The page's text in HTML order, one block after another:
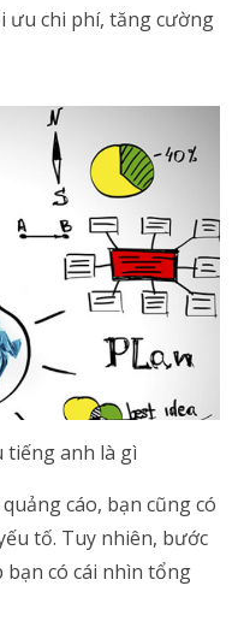
ưu chi phí, tăng cường
tiếng anh là gì
cáo, bạn cũng có
tố. Tuy nhiên, bước
bạn có cái nhìn tổng